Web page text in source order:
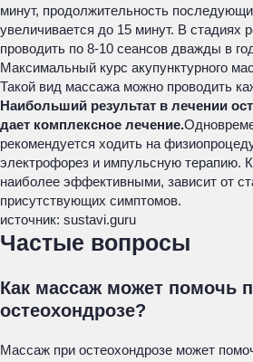
минут, продолжительность
увеличивается до 15 минут. В стадиях
проводить по 8-10 сеансов дважды в
Максимальный курс акупунктурного
Такой вид массажа можно проводить
Наибольший результат в лечении
дает комплексное лечение.
рекомендуется ходить на
электрофорез и импульсную терапию.
наиболее эффективными, зависит от
присутствующих симптомов.
источник: sustavi.guru
Частые вопросы
Как массаж может помочь
остеохондрозе?
Массаж при остеохондрозе может